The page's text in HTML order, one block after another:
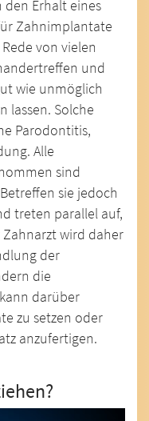
den Erhalt eines
Zahnimplantate
von vielen
und
wie unmöglich
lassen. Solche
Parodontitis,
Alle
sind
sie jedoch
treten parallel auf,
Zahnarzt wird daher
der
die
darüber
zu setzen oder
anzufertigen.